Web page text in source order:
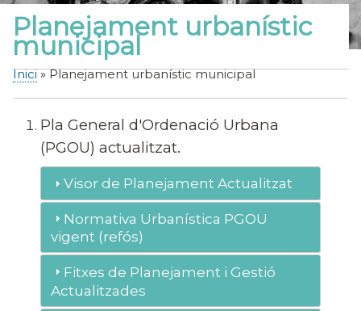
Planejament urbanístic
municipal
Inici Planejament urbanístic municipal
Pla General d'Ordenació Urbana
(PGOU) actualitzat.
Visor de Planejament Actualitzat
Normativa Urbanística PGOU
vigent (refós)
Fitxes de Planejament i Gestió
Actualitzades